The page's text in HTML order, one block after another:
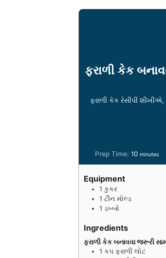
ફરાળી કેક
ફરાળી કેક રેસીપી
Prep Time:10m
i
minutes
Equipment
1 કુકર
1 ટીન મોલ્ડ
1 ડબ્બો
Ingredients
ફરાળી કેક બનાવવા જરૂરી
1 કપ ફરાળી લોટ